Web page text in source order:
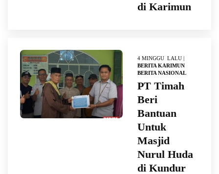
di Karimun
4 MINGGU LALU |
BERITA KARIMUN
BERITA NASIONAL
PT Timah
Beri
Bantuan
Untuk
Masjid
Nurul Huda
di Kundur